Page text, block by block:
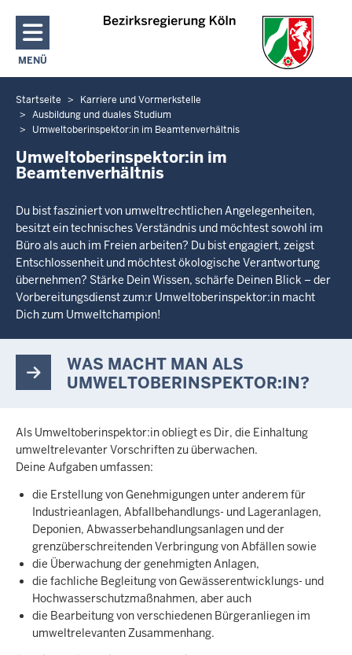
Direkt zum Inhalt
MENÜ
NAVIGATION AKTIVIEREN/DEAKTIVIEREN: HAUPTMENÜ
Sie
befinden
hier
Startseite
Karriere und Vormerkstelle
Ausbildung und duales Studium
Umweltoberinspektor:in im Beamtenverhältnis
Umweltoberinspektor:in im
Beamtenverhältnis
Du bist fasziniert von umweltrechtlichen Angelegenheiten,
besitzt ein technisches Verständnis und möchtest sowohl im
Büro als auch im Freien arbeiten? Du bist engagiert, zeigst
Entschlossenheit und möchtest ökologische Verantwortung
übernehmen? Stärke Dein Wissen, schärfe Deinen Blick – der
Vorbereitungsdienst zum:r Umweltoberinspektor:in macht
Dich zum Umweltchampion!
WAS MACHT MAN ALS
UMWELTOBERINSPEKTOR:IN?
Als Umweltoberinspektor:in obliegt es Dir, die Einhaltung
umweltrelevanter Vorschriften zu überwachen.
Deine Aufgaben umfassen:
die Erstellung von Genehmigungen unter anderem für
Industrieanlagen, Abfallbehandlungs- und Lageranlagen,
Deponien, Abwasserbehandlungsanlagen und der
grenzüberschreitenden Verbringung von Abfällen sowie
die Überwachung der genehmigten Anlagen,
die fachliche Begleitung von Gewässerentwicklungs- und
Hochwasserschutzmaßnahmen, aber auch
die Bearbeitung von verschiedenen Bürgeranliegen im
umweltrelevanten Zusammenhang.